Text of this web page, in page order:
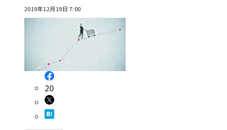
2019年12月19日 7:00
20